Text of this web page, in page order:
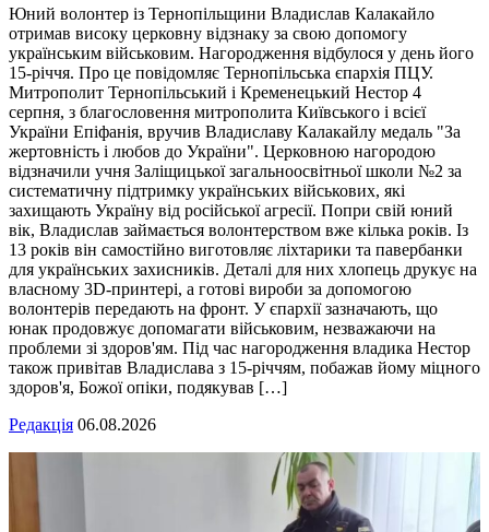
Юний волонтер із Тернопільщини Владислав Калакайло
отримав високу церковну відзнаку за свою допомогу
українським військовим. Нагородження відбулося у день його
15-річчя. Про це повідомляє Тернопільська єпархія ПЦУ.
Митрополит Тернопільський і Кременецький Нестор 4
серпня, з благословення митрополита Київського і всієї
України Епіфанія, вручив Владиславу Калакайлу медаль "За
жертовність і любов до України". Церковною нагородою
відзначили учня Заліщицької загальноосвітньої школи №2 за
систематичну підтримку українських військових, які
захищають Україну від російської агресії. Попри свій юний
вік, Владислав займається волонтерством вже кілька років. Із
13 років він самостійно виготовляє ліхтарики та павербанки
для українських захисників. Деталі для них хлопець друкує на
власному 3D-принтері, а готові вироби за допомогою
волонтерів передають на фронт. У єпархії зазначають, що
юнак продовжує допомагати військовим, незважаючи на
проблеми зі здоров'ям. Під час нагородження владика Нестор
також привітав Владислава з 15-річчям, побажав йому міцного
здоров'я, Божої опіки, подякував […]
Редакція 06.08.2026